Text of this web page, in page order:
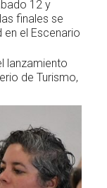
12 y
finales se
en el Escenario
lanzamiento
de Turismo,